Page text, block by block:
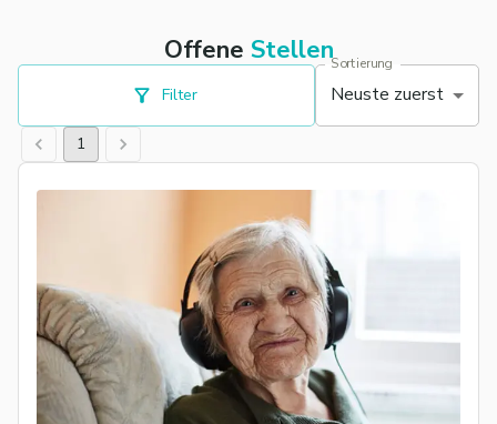
Offene Stellen
Filter
Sortierung
Neuste zuerst
1